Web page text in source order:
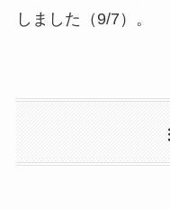
しました（9/7）。